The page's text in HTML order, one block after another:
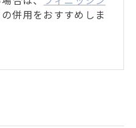
の併用をおすすめしま